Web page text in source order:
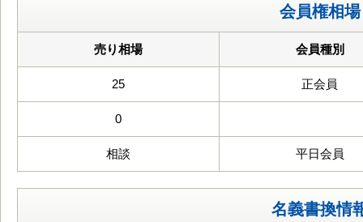
会員権相場
売り相場 会員種別
25 正会員
0
相談 平日会員
名義書換情